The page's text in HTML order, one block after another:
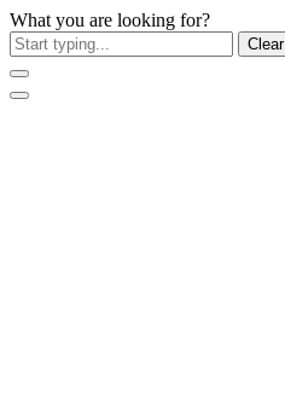
What you are looking for?
Clear